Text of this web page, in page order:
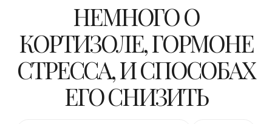
НЕМНОГО О
КОРТИЗОЛЕ, ГОРМОНЕ
СТРЕССА, И СПОСОБАХ
ЕГО СНИЗИТЬ